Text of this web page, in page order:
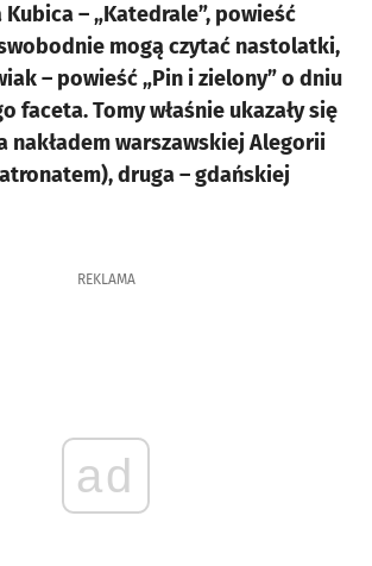
Kubica – „Katedrale”, powieść
mogą czytać nastolatki,
– powieść „Pin i zielony” o dniu
faceta. Tomy właśnie ukazały się
nakładem warszawskiej Alegorii
druga – gdańskiej
REKLAMA
ad